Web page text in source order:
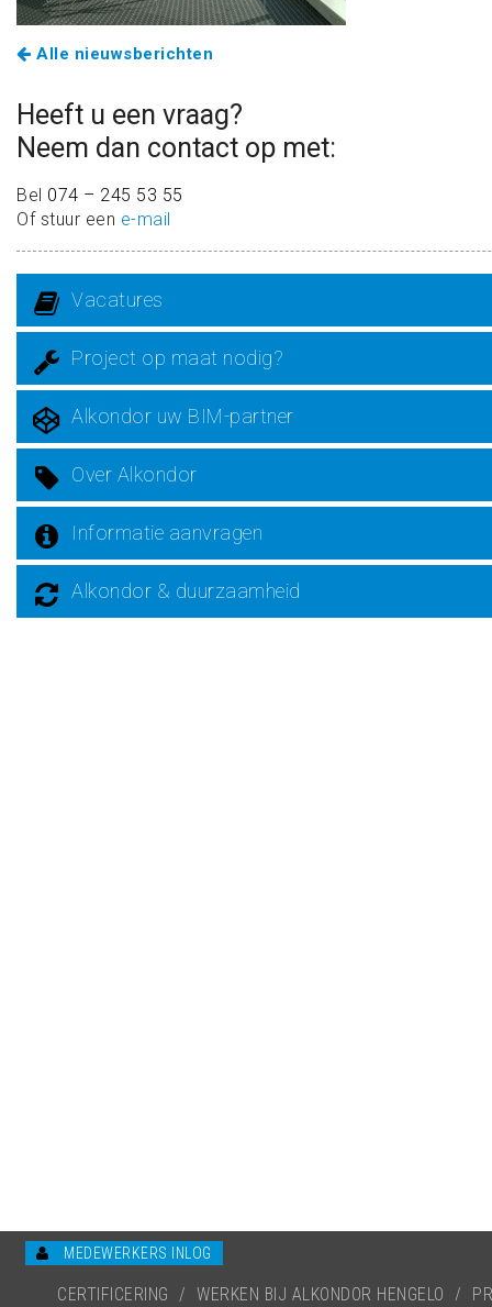
Alle nieuwsberichten
Heeft u een vraag?
Neem dan contact op met:
Bel 074 – 245 53 55
Of stuur een e-mail
Vacatures
Project op maat nodig?
Alkondor uw BIM-partner
Over Alkondor
Informatie aanvragen
Alkondor & duurzaamheid
MEDEWERKERS INLOG
CERTIFICERING / WERKEN BIJ ALKONDOR HENGELO /